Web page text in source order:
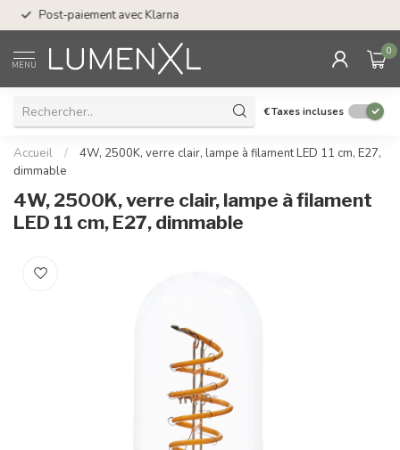
Post-paiement avec Klarna
MENU
0
€Taxes incluses
Accueil /
4W, 2500K, verre clair, lampe à filament LED 11 cm, E27,
dimmable
4W, 2500K, verre clair, lampe à filament
LED 11 cm, E27, dimmable